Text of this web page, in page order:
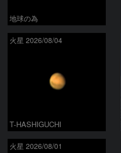
地球の為
火星 2026/08/04
T-HASHIGUCHI
火星 2026/08/01